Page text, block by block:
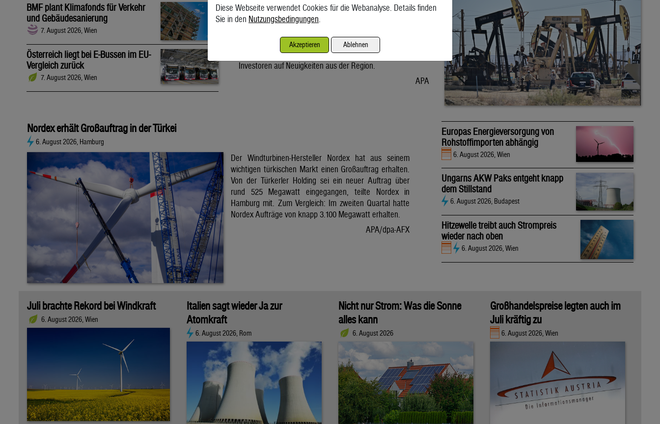
BMF plant Klimafonds für Verkehr
und Gebäudesanierung
7. August 2026, Wien
Österreich liegt bei E-Bussen im EU-
Vergleich zurück
7. August 2026, Wien
Brent aus der Nordsee mit Lieferung Oktober kostete am
Vormittag 79,75 US-Dollar und damit 0,4 Prozent mehr als am
80 Dollar. Unter diese ist er am Dienstag wegen der Hoffnung
auf eine Lösung im Iran-Krieg gesunken. Seitdem warten
Investoren auf Neuigkeiten aus der Region.
APA
Nordex erhält Großauftrag in der Türkei
6. August 2026, Hamburg
Der Windturbinen-Hersteller Nordex hat aus seinem
wichtigen türkischen Markt einen Großauftrag erhalten.
Von der Türkerler Holding sei ein neuer Auftrag über
rund 525 Megawatt eingegangen, teilte Nordex in
Hamburg mit. Zum Vergleich: Im zweiten Quartal hatte
Nordex Aufträge von knapp 3.100 Megawatt erhalten.
APA/dpa-AFX
Europas Energieversorgung von
Rohstoffimporten abhängig
6. August 2026, Wien
Ungarns AKW Paks entgeht knapp
dem Stillstand
6. August 2026, Budapest
Hitzewelle treibt auch Strompreis
wieder nach oben
6. August 2026, Wien
Juli brachte Rekord bei Windkraft
6. August 2026, Wien
Italien sagt wieder Ja zur
Atomkraft
6. August 2026, Rom
Nicht nur Strom: Was die Sonne
alles kann
6. August 2026
Großhandelspreise legten auch im
Juli kräftig zu
6. August 2026, Wien
Diese Webseite verwendet Cookies für die Webanalyse. Details finden
Sie in den Nutzungsbedingungen.
Akzeptieren Ablehnen